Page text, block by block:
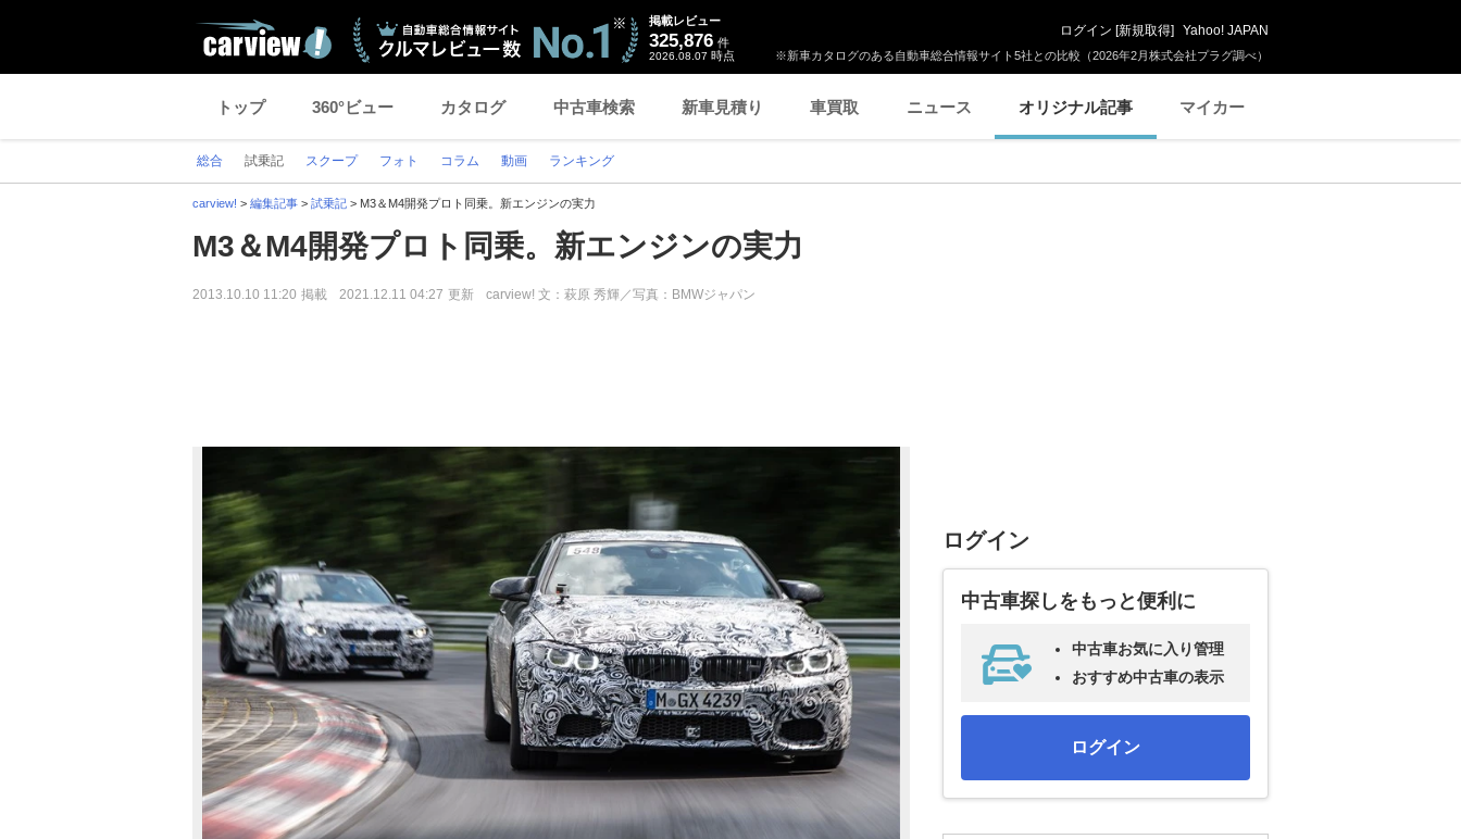
※新車カタログのある自動車総合情報サイト5社との比較（2026年2月株式会社プラグ調べ）
掲載レビュー
325,876 件
2026.08.07 時点
ログイン [新規取得] Yahoo! JAPAN
トップ 360°ビュー カタログ 中古車検索 新車見積り 車買取 ニュース オリジナル記事 マイカー
総合 試乗記 スクープ フォト コラム 動画 ランキング
carview! > 編集記事 > 試乗記 > M3＆M4開発プロト同乗。新エンジンの実力
M3＆M4開発プロト同乗。新エンジンの実力
2013.10.10 11:20 掲載 2021.12.11 04:27 更新 carview! 文：萩原 秀輝／写真：BMWジャパン
ログイン
中古車探しをもっと便利に
中古車お気に入り管理
おすすめ中古車の表示
ログイン